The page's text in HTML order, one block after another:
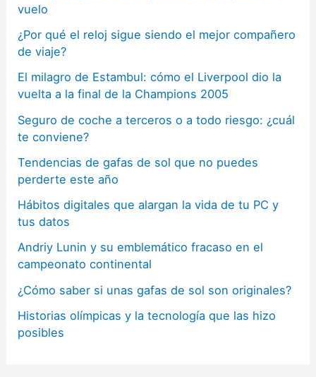
vuelo
¿Por qué el reloj sigue siendo el mejor compañero
de viaje?
El milagro de Estambul: cómo el Liverpool dio la
vuelta a la final de la Champions 2005
Seguro de coche a terceros o a todo riesgo: ¿cuál
te conviene?
Tendencias de gafas de sol que no puedes
perderte este año
Hábitos digitales que alargan la vida de tu PC y
tus datos
Andriy Lunin y su emblemático fracaso en el
campeonato continental
¿Cómo saber si unas gafas de sol son originales?
Historias olímpicas y la tecnología que las hizo
posibles